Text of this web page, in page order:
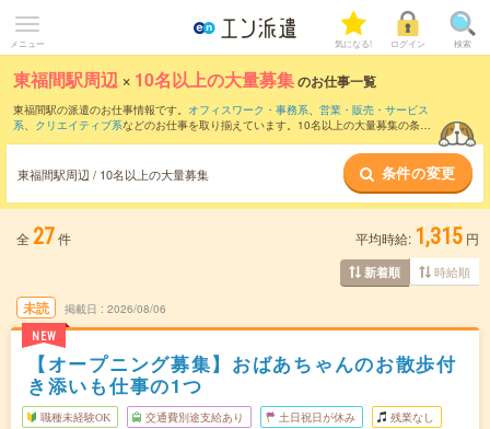
メニュー 気になる! ログイン 検索
東福間駅周辺 × 10名以上の大量募集のお仕事一覧
東福間駅の派遣のお仕事情報です。 オフィスワーク・事務系、 営業・販売・サービス
系、 クリエイティブ系などのお仕事を取り揃えています。10名以上の大量募集の条件
東福間駅周辺 / 10名以上の大量募集 条件の変更
全 27件 平均時給: 1,315 円
新着順 時給順
未読
NEW
掲載日 2026/08/06
【オープニング募集】おばあちゃんのお散歩付
き添いも仕事の1つ
職種未経験OK 交通費別途支給あり 土日祝日が休み 残業なし